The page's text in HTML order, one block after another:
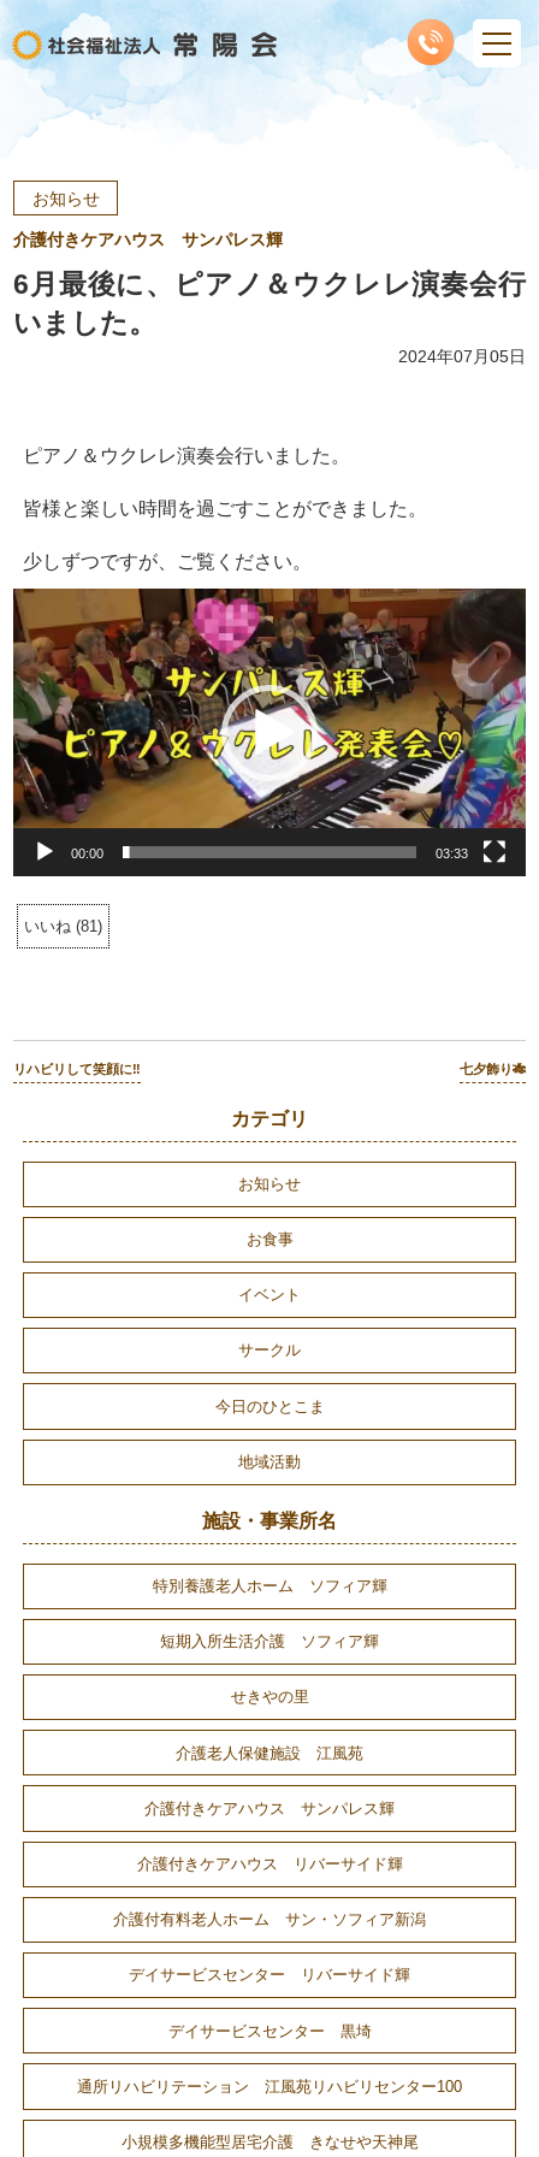
お知らせ
介護付きケアハウス サンパレス輝
6月最後に、ピアノ＆ウクレレ演奏会行
いました。
2024年07月05日
ピアノ＆ウクレレ演奏会行いました。
皆様と楽しい時間を過ごすことができました。
少しずつですが、ご覧ください。
動
画
プ
レ
ー
ヤ
ー
00:00 03:33
いいね (81)
リハビリして笑顔に‼️ 七夕飾り🎋
カテゴリ
お知らせ
お食事
イベント
サークル
今日のひとこま
地域活動
施設・事業所名
特別養護老人ホーム ソフィア輝
短期入所生活介護 ソフィア輝
せきやの里
介護老人保健施設 江風苑
介護付きケアハウス サンパレス輝
介護付きケアハウス リバーサイド輝
介護付有料老人ホーム サン・ソフィア新潟
デイサービスセンター リバーサイド輝
デイサービスセンター 黒埼
通所リハビリテーション 江風苑リハビリセンター100
小規模多機能型居宅介護 きなせや天神尾